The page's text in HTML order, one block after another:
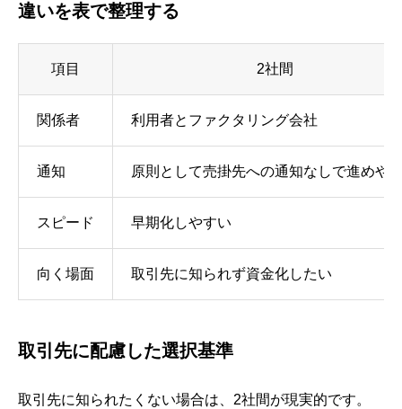
違いを表で整理する
項目 2社間
関係者 利用者とファクタリング会社
通知 原則として売掛先への通知なしで進めや
スピード 早期化しやすい
向く場面 取引先に知られず資金化したい
取引先に配慮した選択基準
取引先に知られたくない場合は、2社間が現実的です。